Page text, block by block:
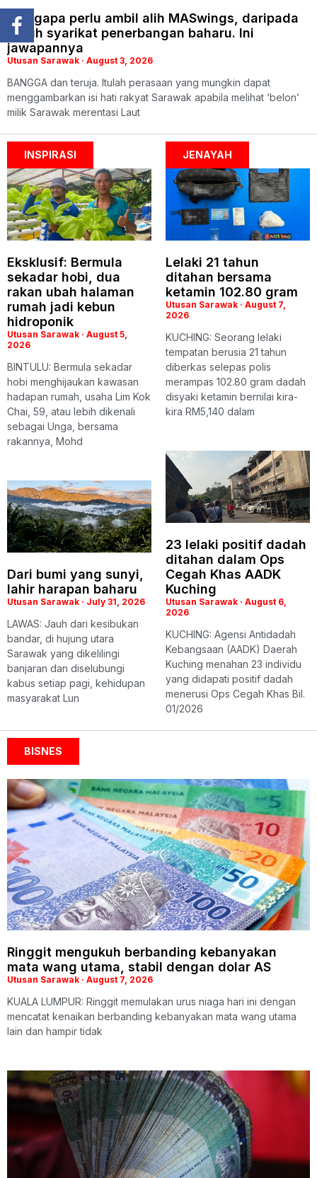
Mengapa perlu ambil alih MASwings, daripada
tubuh syarikat penerbangan baharu. Ini
jawapannya
Utusan Sarawak August 3, 2026
BANGGA dan teruja. Itulah perasaan yang mungkin dapat
menggambarkan isi hati rakyat Sarawak apabila melihat ‘belon’
milik Sarawak merentasi Laut
INSPIRASI
Eksklusif: Bermula
sekadar hobi, dua
rakan ubah halaman
rumah jadi kebun
hidroponik
Utusan Sarawak
August 5,
2026
BINTULU: Bermula sekadar
hobi menghijaukan kawasan
hadapan rumah, usaha Lim Kok
Chai, 59, atau lebih dikenali
sebagai Unga, bersama
rakannya, Mohd
Dari bumi yang sunyi,
lahir harapan baharu
Utusan Sarawak July 31, 2026
LAWAS: Jauh dari kesibukan
bandar, di hujung utara
Sarawak yang dikelilingi
banjaran dan diselubungi
kabus setiap pagi, kehidupan
masyarakat Lun
JENAYAH
Lelaki 21 tahun
ditahan bersama
ketamin 102.80 gram
Utusan Sarawak
August 7,
2026
KUCHING: Seorang lelaki
tempatan berusia 21 tahun
diberkas selepas polis
merampas 102.80 gram dadah
disyaki ketamin bernilai kira-
kira RM5,140 dalam
23 lelaki positif dadah
ditahan dalam Ops
Cegah Khas AADK
Kuching
Utusan Sarawak
August 6,
2026
KUCHING: Agensi Antidadah
Kebangsaan (AADK) Daerah
Kuching menahan 23 individu
yang didapati positif dadah
menerusi Ops Cegah Khas Bil.
01/2026
BISNES
Ringgit mengukuh berbanding kebanyakan
mata wang utama, stabil dengan dolar AS
Utusan Sarawak August 7, 2026
KUALA LUMPUR: Ringgit memulakan urus niaga hari ini dengan
mencatat kenaikan berbanding kebanyakan mata wang utama
lain dan hampir tidak